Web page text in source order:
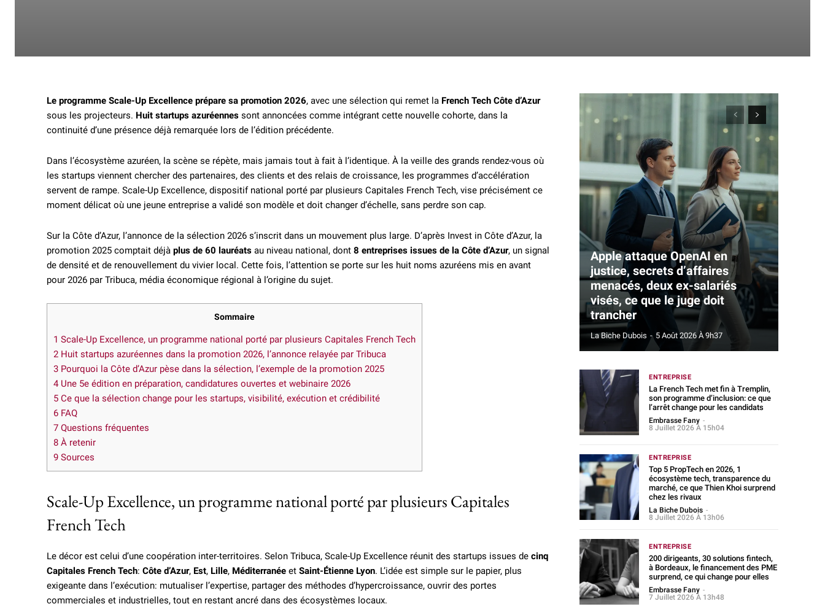
Le programme Scale-Up Excellence prépare sa promotion 2026, avec une sélection qui remet la French Tech Côte d’Azur
sous les projecteurs. Huit startups azuréennes sont annoncées comme intégrant cette nouvelle cohorte, dans la
continuité d’une présence déjà remarquée lors de l’édition précédente.
Dans l’écosystème azuréen, la scène se répète, mais jamais tout à fait à l’identique. À la veille des grands rendez-vous où
les startups viennent chercher des partenaires, des clients et des relais de croissance, les programmes d’accélération
servent de rampe. Scale-Up Excellence, dispositif national porté par plusieurs Capitales French Tech, vise précisément ce
moment délicat où une jeune entreprise a validé son modèle et doit changer d’échelle, sans perdre son cap.
Sur la Côte d’Azur, l’annonce de la sélection 2026 s’inscrit dans un mouvement plus large. D’après Invest in Côte d’Azur, la
promotion 2025 comptait déjà plus de 60 lauréats au niveau national, dont 8 entreprises issues de la Côte d’Azur, un signal
de densité et de renouvellement du vivier local. Cette fois, l’attention se porte sur les huit noms azuréens mis en avant
pour 2026 par Tribuca, média économique régional à l’origine du sujet.
Sommaire
1 Scale-Up Excellence, un programme national porté par plusieurs Capitales French Tech
2 Huit startups azuréennes dans la promotion 2026, l’annonce relayée par Tribuca
3 Pourquoi la Côte d’Azur pèse dans la sélection, l’exemple de la promotion 2025
4 Une 5e édition en préparation, candidatures ouvertes et webinaire 2026
5 Ce que la sélection change pour les startups, visibilité, exécution et crédibilité
6 FAQ
7 Questions fréquentes
8 À retenir
9 Sources
Scale-Up Excellence, un programme national porté par plusieurs Capitales
French Tech
Le décor est celui d’une coopération inter-territoires. Selon Tribuca, Scale-Up Excellence réunit des startups issues de cinq
Capitales French Tech: Côte d’Azur, Est, Lille, Méditerranée et Saint-Étienne Lyon. L’idée est simple sur le papier, plus
exigeante dans l’exécution: mutualiser l’expertise, partager des méthodes d’hypercroissance, ouvrir des portes
commerciales et industrielles, tout en restant ancré dans des écosystèmes locaux.
Apple attaque OpenAI en
justice, secrets d’affaires
menacés, deux ex-salariés
visés, ce que le juge doit
trancher
La Biche Dubois - 5 Août 2026 À 9h37
ENTREPRISE
La French Tech met fin à Tremplin,
son programme d’inclusion: ce que
l’arrêt change pour les candidats
Embrasse Fany -
8 Juillet 2026 À 15h04
ENTREPRISE
Top 5 PropTech en 2026, 1
écosystème tech, transparence du
marché, ce que Thien Khoi surprend
chez les rivaux
La Biche Dubois -
8 Juillet 2026 À 13h06
ENTREPRISE
200 dirigeants, 30 solutions fintech,
à Bordeaux, le financement des PME
surprend, ce qui change pour elles
Embrasse Fany -
7 Juillet 2026 À 13h48